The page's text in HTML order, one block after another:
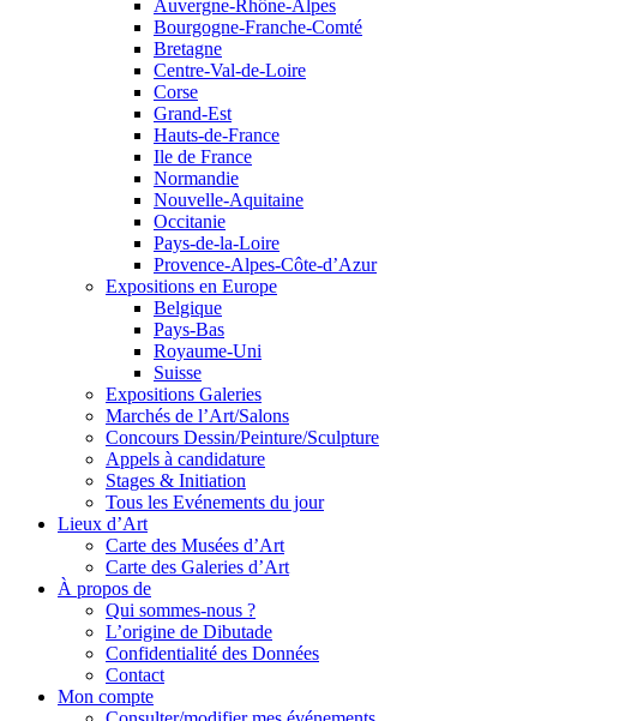
Auvergne-Rhône-Alpes
Bourgogne-Franche-Comté
Bretagne
Centre-Val-de-Loire
Corse
Grand-Est
Hauts-de-France
Ile de France
Normandie
Nouvelle-Aquitaine
Occitanie
Pays-de-la-Loire
Provence-Alpes-Côte-d’Azur
Expositions en Europe
Belgique
Pays-Bas
Royaume-Uni
Suisse
Expositions Galeries
Marchés de l’Art/Salons
Concours Dessin/Peinture/Sculpture
Appels à candidature
Stages & Initiation
Tous les Evénements du jour
Lieux d’Art
Carte des Musées d’Art
Carte des Galeries d’Art
À propos de
Qui sommes-nous ?
L’origine de Dibutade
Confidentialité des Données
Contact
Mon compte